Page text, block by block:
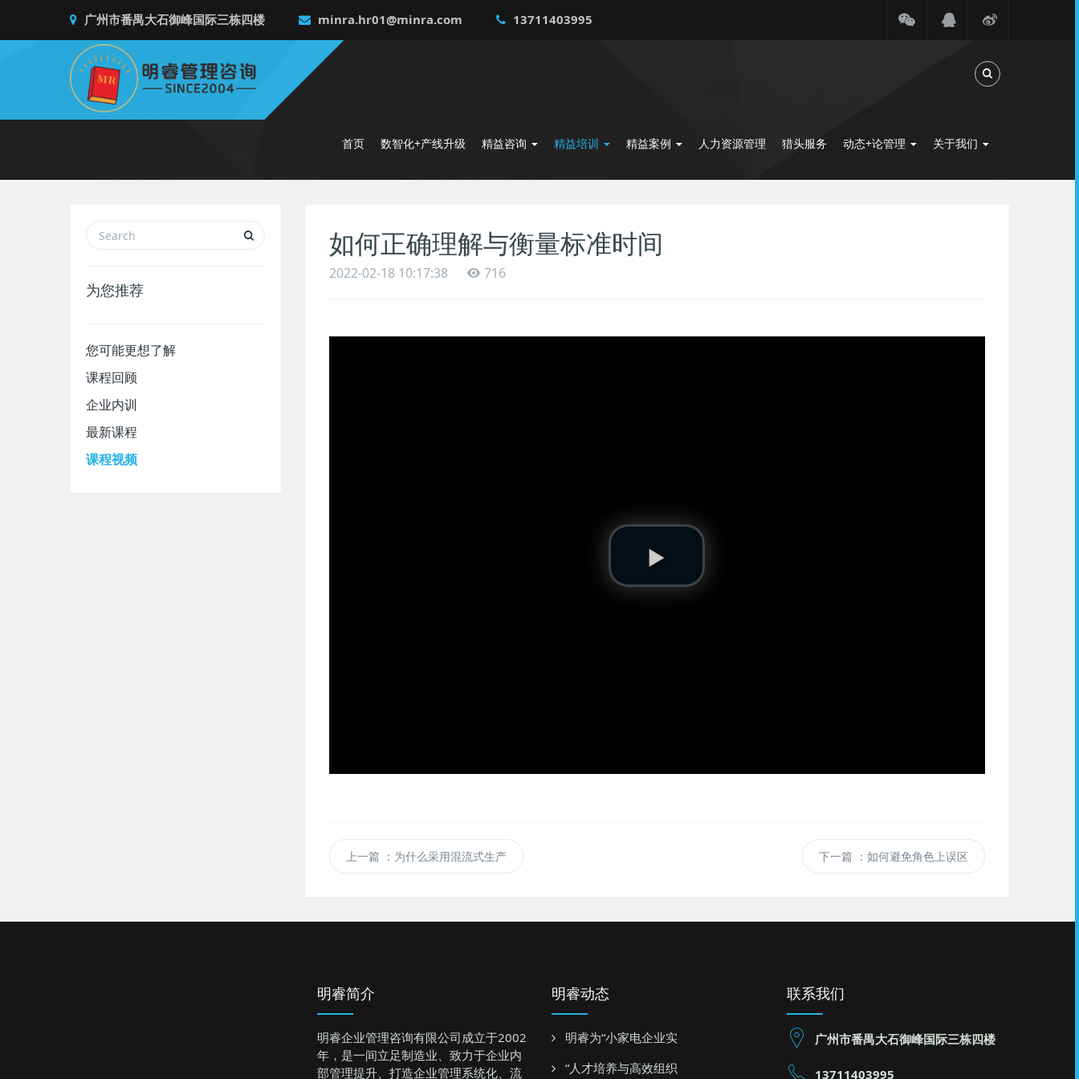
广州市番禺大石御峰国际三栋四楼 minra.hr01@minra.com 13711403995
Toggle Search
首页 数智化+产线升级 精益咨询 精益培训 精益案例 人力资源管理 猎头服务 动态+论管理 关于我们
为您推荐
您可能更想了解
课程回顾
企业内训
最新课程
课程视频
如何正确理解与衡量标准时间
2022-02-18 10:17:38 716
上一篇 ：为什么采用混流式生产 下一篇 ：如何避免角色上误区
明睿简介
明睿企业管理咨询有限公司成立于2002
年，是一间立足制造业、致力于企业内
部管理提升、打造企业管理系统化、流
明睿动态
明睿为“小家电企业实
“人才培养与高效组织
联系我们
广州市番禺大石御峰国际三栋四楼
13711403995